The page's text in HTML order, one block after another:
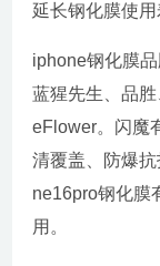
延长钢化膜使用
iphone钢化膜
蓝猩先生、品
eFlower。闪魔
清覆盖、防爆
ne16pro钢化膜
用。